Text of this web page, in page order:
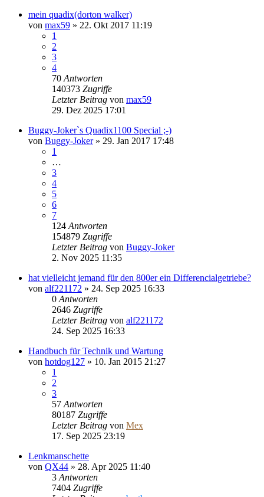
mein quadix(dorton walker)
von max59 » 22. Okt 2017 11:19
1
2
3
4
70 Antworten
140373 Zugriffe
Letzter Beitrag von max59
29. Dez 2025 17:01
Buggy-Joker`s Quadix1100 Special ;-)
von Buggy-Joker» 29. Jan 2017 17:48
1
…
3
4
5
6
7
124 Antworten
154879 Zugriffe
Letzter Beitrag von Buggy-Joker
2. Nov 2025 11:35
hat vielleicht jemand für den 800er ein Differencialgetriebe?
von alf221172 » 24. Sep 2025 16:33
0 Antworten
2646 Zugriffe
Letzter Beitrag von alf221172
24. Sep 2025 16:33
Handbuch für Technik und Wartung
von hotdog127 » 10. Jan 2015 21:27
1
2
3
57 Antworten
80187 Zugriffe
Letzter Beitrag von Mex
17. Sep 2025 23:19
Lenkmanschette
von QX44 » 28. Apr 2025 11:40
3 Antworten
7404 Zugriffe